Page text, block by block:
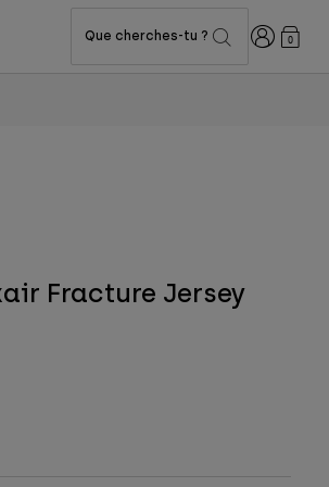
Que cherches-tu ? Connexion
0
Fracture Jersey